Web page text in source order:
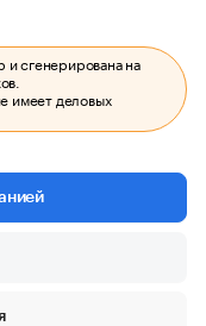
сгенерирована на
имеет деловых